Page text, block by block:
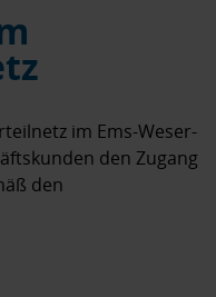
im Ems-Weser-
den Zugang
den